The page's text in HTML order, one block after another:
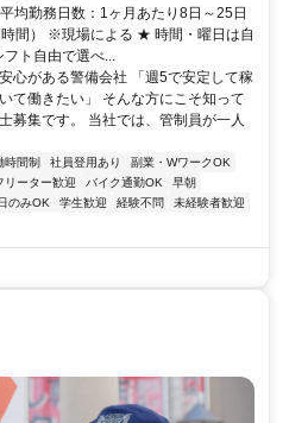
均勤務日数：1ヶ月あたり8日～25日
時間） ※現場による ★ 時間・曜日は自
ト自由で選べ...
心がある警備会社 「週5で安定して稼
て働きたい」 そんな方にこそ知って
募集です。 当社では、管制員が一人
時間制 社員登用あり
副業・WワークOK
リーター歓迎 バイク通勤OK
早朝
のみOK 学生歓迎 経験不問
未経験者歓迎